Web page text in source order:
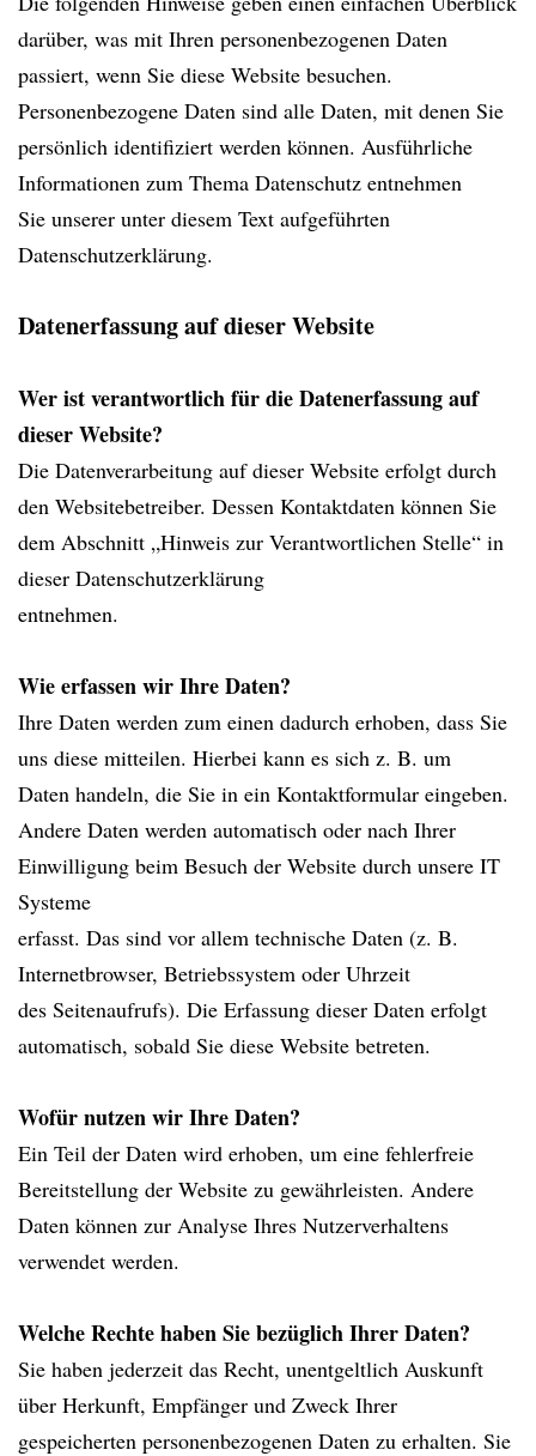
darüber, was mit Ihren personenbezogenen Daten
passiert, wenn Sie diese Website besuchen.
Personenbezogene Daten sind alle Daten, mit denen Sie
persönlich identifiziert werden können. Ausführliche
Informationen zum Thema Datenschutz entnehmen
Sie unserer unter diesem Text aufgeführten
Datenschutzerklärung.
Datenerfassung auf dieser Website
Wer ist verantwortlich für die Datenerfassung auf
dieser Website?
Die Datenverarbeitung auf dieser Website erfolgt durch
den Websitebetreiber. Dessen Kontaktdaten können Sie
dem Abschnitt „Hinweis zur Verantwortlichen Stelle“ in
dieser Datenschutzerklärung
entnehmen.
Wie erfassen wir Ihre Daten?
Ihre Daten werden zum einen dadurch erhoben, dass Sie
uns diese mitteilen. Hierbei kann es sich z. B. um
Daten handeln, die Sie in ein Kontaktformular eingeben.
Andere Daten werden automatisch oder nach Ihrer
Einwilligung beim Besuch der Website durch unsere IT
Systeme
erfasst. Das sind vor allem technische Daten (z. B.
Internetbrowser, Betriebssystem oder Uhrzeit
des Seitenaufrufs). Die Erfassung dieser Daten erfolgt
automatisch, sobald Sie diese Website betreten.
Wofür nutzen wir Ihre Daten?
Ein Teil der Daten wird erhoben, um eine fehlerfreie
Bereitstellung der Website zu gewährleisten. Andere
Daten können zur Analyse Ihres Nutzerverhaltens
verwendet werden.
Welche Rechte haben Sie bezüglich Ihrer Daten?
Sie haben jederzeit das Recht, unentgeltlich Auskunft
über Herkunft, Empfänger und Zweck Ihrer
gespeicherten personenbezogenen Daten zu erhalten. Sie